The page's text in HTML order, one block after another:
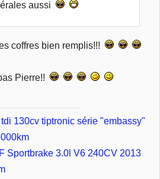
aussi
coffres bien remplis!!!
Pierre!!
130cv tiptronic série "embassy"
Sportbrake 3.0l V6 240CV 2013